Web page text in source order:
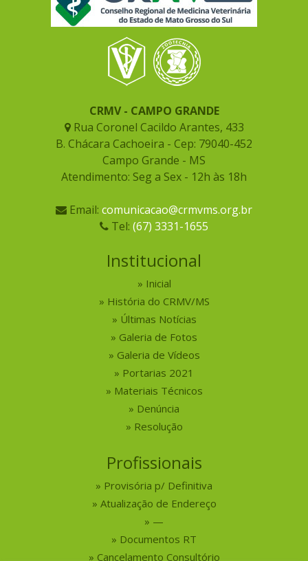
CRMV - CAMPO GRANDE
Rua Coronel Cacildo Arantes, 433
B. Chácara Cachoeira - Cep: 79040-452
Campo Grande - MS
Atendimento: Seg a Sex - 12h às 18h
Email: comunicacao@crmvms.org.br
Tel: (67) 3331-1655
Institucional
Inicial
História do CRMV/MS
Últimas Notícias
Galeria de Fotos
Galeria de Vídeos
Portarias 2021
Materiais Técnicos
Denúncia
Resolução
Profissionais
Provisória p/ Definitiva
Atualização de Endereço
—
Documentos RT
Cancelamento Consultório